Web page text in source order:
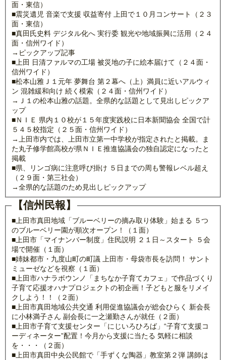
面・東信）
■震災遺児 音楽で支援 収益寄付 上田で１０月コンサート（２３
面・東信）
■真田氏史料 デジタル化へ 実行委 観光や地域振興に活用（２４
面・信州ワイド）
→ピックアップ記事
■上田 日清ファルマの工場 被災地の子に絵本届けて（２４面・
信州ワイド）
■松本山雅Ｊ１元年 夢舞台 第２幕へ（上）満員に近いアルウィ
ン 混雑緩和向け 続く模索（２４面・信州ワイド）
→Ｊ１の松本山雅の話題。全県的な話題として見出しピックア
ップ
■ＮＩＥ 県内１０校が１５年度実践校に日本新聞協会 全国で計
５４５校指定（２５面・信州ワイド）
→上田市内では、上田市立第一中学校が指定されたと掲載。ま
た丸子修学館高校が県ＮＩＥ推進協議会の独自認定になったと
掲載
■県、リンゴ病に注意呼び掛け ５日までの周も警報レベル超え
（２９面・第三社会）
→全県的な話題のため見出しピックアップ
【信州民報】
■上田市真田地域「ブルーベリーの摘み取り体験」始まる ５つ
のブルーベリー園が順次オープン！（１面）
■上田市「マイナンバー制度」住民説明 ２１日～スタート ５会
場で開催（１面）
■姉妹都市・九度山町の町議 上田市・母袋市長を訪問！ サント
ミューゼなどを視察（１面）
■上田市ハナラボウンノ「まちなか子育てカフェ」で作品づくり
子育て応援オハナプロジェクトの初企画！子どもと服をリメイ
クしよう！！（２面）
■上田市真田地域公共交通 利用促進協議会が総会ひらく 新会長
に小林満子さん 副会長に一之瀬勤さんが就任（２面）
■上田市子育て支援センター「にじいろひろば」“子育て支援コ
ーディネーター”配置！今月から支援に当たる 気軽に相談
を・・・（２面）
■上田市真田中央公民館で「手ずくな陶器」教室第２弾 講師は